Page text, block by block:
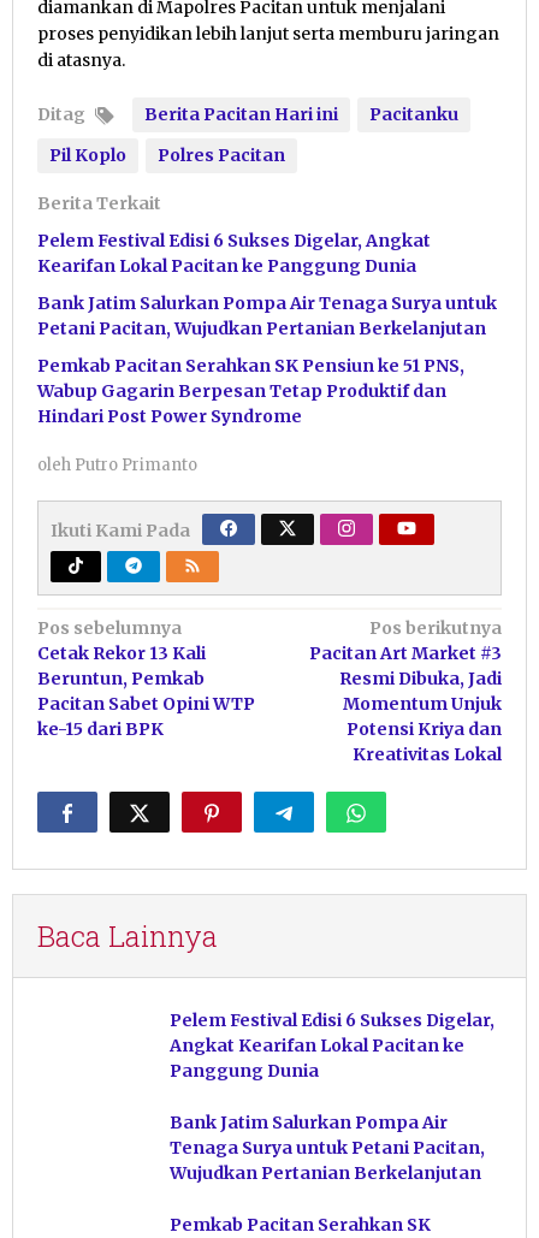
diamankan di Mapolres Pacitan untuk menjalani
proses penyidikan lebih lanjut serta memburu jaringan
di atasnya.
Ditag Berita Pacitan Hari ini
Pacitanku
Pil Koplo
Polres Pacitan
Berita Terkait
Pelem Festival Edisi 6 Sukses Digelar, Angkat
Kearifan Lokal Pacitan ke Panggung Dunia
Bank Jatim Salurkan Pompa Air Tenaga Surya untuk
Petani Pacitan, Wujudkan Pertanian Berkelanjutan
Pemkab Pacitan Serahkan SK Pensiun ke 51 PNS,
Wabup Gagarin Berpesan Tetap Produktif dan
Hindari Post Power Syndrome
oleh Putro Primanto
Ikuti Kami Pada
Navigasi
pos
Pos sebelumnya
Cetak Rekor 13 Kali
Beruntun, Pemkab
Pacitan Sabet Opini WTP
ke-15 dari BPK
Pos berikutnya
Pacitan Art Market #3
Resmi Dibuka, Jadi
Momentum Unjuk
Potensi Kriya dan
Kreativitas Lokal
Baca Lainnya
Pelem Festival Edisi 6 Sukses Digelar,
Angkat Kearifan Lokal Pacitan ke
Panggung Dunia
Bank Jatim Salurkan Pompa Air
Tenaga Surya untuk Petani Pacitan,
Wujudkan Pertanian Berkelanjutan
Pemkab Pacitan Serahkan SK